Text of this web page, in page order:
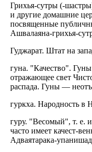
Грихья-сутры (-
и другие домашние
посвященные
Ашвалаяна-грихья-
Гуджарат. Штат на
гуна. "Качество".
отражающее свет
распада. Гуны —
гуркха. Народность в
гуру. "Весомый", т. е.
часто имеет качест-
Адваятарака-